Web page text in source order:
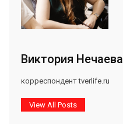
Виктория Нечаева
корреспондент tverlife.ru
View All Posts